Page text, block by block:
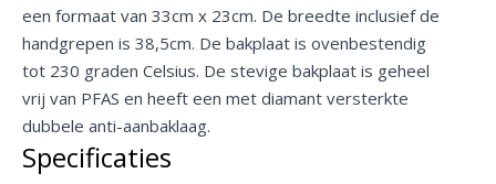
een formaat van 33cm x 23cm. De breedte inclusief de
handgrepen is 38,5cm. De bakplaat is ovenbestendig
tot 230 graden Celsius. De stevige bakplaat is geheel
vrij van PFAS en heeft een met diamant versterkte
dubbele anti-aanbaklaag.
Specificaties